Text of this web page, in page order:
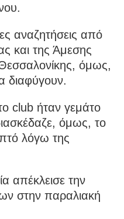
αναζητήσεις από
και της Άμεσης
όμως,
διαφύγουν.
club ήταν γεμάτο
όμως, το
λόγω της
απέκλεισε την
στην παραλιακή